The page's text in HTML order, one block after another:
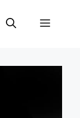
Menu